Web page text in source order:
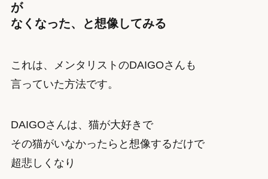
が
なくなった、と想像してみる
これは、メンタリストのDAIGOさんも
言っていた方法です。
DAIGOさんは、猫が大好きで
その猫がいなかったらと想像するだけで
超悲しくなり